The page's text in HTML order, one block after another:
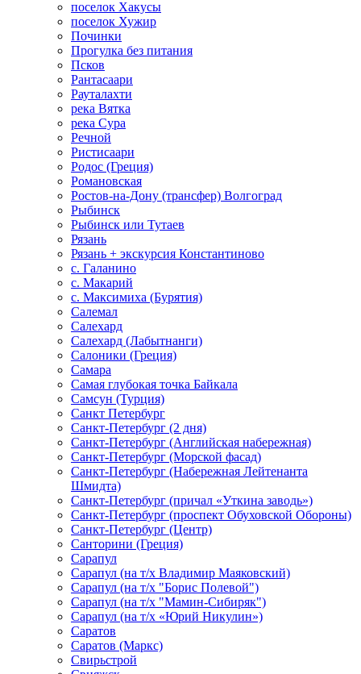
поселок Хакусы
поселок Хужир
Починки
Прогулка без питания
Псков
Рантасаари
Рауталахти
река Вятка
река Сура
Речной
Ристисаари
Родос (Греция)
Романовская
Ростов-на-Дону (трансфер) Волгоград
Рыбинск
Рыбинск или Тутаев
Рязань
Рязань + экскурсия Константиново
с. Галанино
с. Макарий
с. Максимиха (Бурятия)
Салемал
Салехард
Салехард (Лабытнанги)
Салоники (Греция)
Самара
Самая глубокая точка Байкала
Самсун (Турция)
Санкт Петербург
Санкт-Петербург (2 дня)
Санкт-Петербург (Английская набережная)
Санкт-Петербург (Морской фасад)
Санкт-Петербург (Набережная Лейтенанта
Шмидта)
Санкт-Петербург (причал «Уткина заводь»)
Санкт-Петербург (проспект Обуховской Обороны)
Санкт-Петербург (Центр)
Санторини (Греция)
Сарапул
Сарапул (на т/х Владимир Маяковский)
Сарапул (на т/х "Борис Полевой")
Сарапул (на т/х "Мамин-Сибиряк")
Сарапул (на т/х «Юрий Никулин»)
Саратов
Саратов (Маркс)
Свирьстрой